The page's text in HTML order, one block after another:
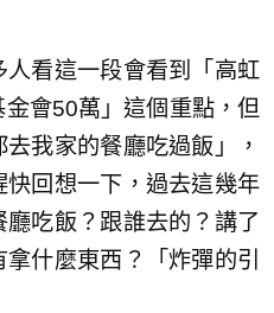
看這一段會看到「高虹
會50萬」這個重點，但
我家的餐廳吃過飯」，
回想一下，過去這幾年
吃飯？跟誰去的？講了
什麼東西？「炸彈的引